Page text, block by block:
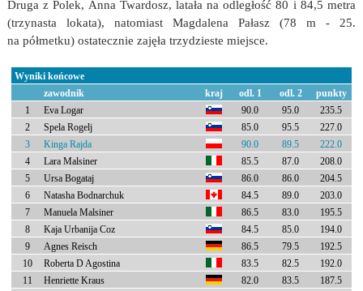
Druga z Polek, Anna Twardosz, latała na odległość 80 i 84,5 metra
(trzynasta lokata), natomiast Magdalena Pałasz (78 m - 25.
na półmetku) ostatecznie zajęła trzydzieste miejsce.
Wyniki końcowe
zawodnik
kraj odl. 1 odl. 2
punkty
1
Eva Logar 90.0 95.0
235.5
2
Spela Rogelj 85.0 95.5
227.0
3
Kinga Rajda 90.0 89.5
222.0
4
Lara Malsiner 85.5 87.0
208.0
5
Ursa Bogataj 86.0 86.0
204.5
6
Natasha Bodnarchuk 84.5 89.0
203.0
7
Manuela Malsiner 86.5 83.0
195.5
8
Kaja Urbanija Coz 84.5 85.0
194.0
9
Agnes Reisch 86.5 79.5
192.5
10
Roberta D Agostina 83.5 82.5
192.0
11
Henriette Kraus 82.0 83.5
187.5